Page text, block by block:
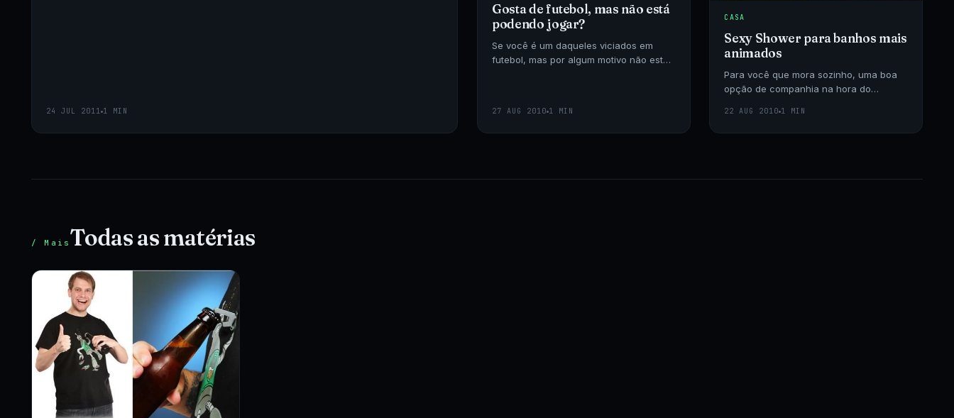
24 JUL 2011 1 MIN
Gosta de futebol, mas não está
podendo jogar?
Se você é um daqueles viciados em
futebol, mas por algum motivo não está
27 AUG 2010 1 MIN
CASA
Sexy Shower para banhos mais
animados
Para você que mora sozinho, uma boa
opção de companhia na hora do
22 AUG 2010 1 MIN
/ Mais Todas as matérias